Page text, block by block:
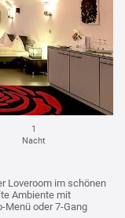
1
Nacht
Loveroom im schönen
Ambiente mit
Menü oder 7-Gang